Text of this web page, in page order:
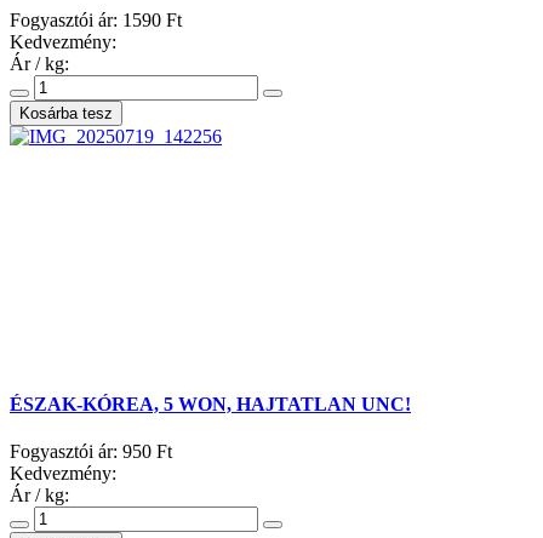
Fogyasztói ár: 1590 Ft
Kedvezmény:
Ár / kg:
ÉSZAK-KÓREA, 5 WON, HAJTATLAN UNC!
Fogyasztói ár: 950 Ft
Kedvezmény:
Ár / kg: